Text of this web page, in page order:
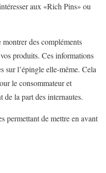
aux «Rich Pins» ou
des compléments
produits. Ces informations
sur l’épingle elle-même. Cela
le consommateur et
de la part des internautes.
permettant de mettre en avant